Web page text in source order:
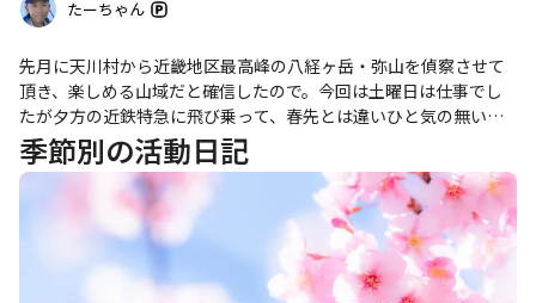
たーちゃん
先月に天川村から近畿地区最高峰の八経ヶ岳・弥山を偵察させて
頂き、楽しめる山域だと確信したので。今回は土曜日は仕事でし
たが夕方の近鉄特急に飛び乗って、春先とは違いひと気の無い吉
野を起点に全長170kmもの大峯奥駈道の『序盤』を歩かせて頂き
ました。 早朝に吉野駅チカのお宿を出て、しばらくは蒸し暑い中
の登りになりましたが、一定程度標高を稼げれば後は稜線を吹き
抜ける風が心地よく感じられる真夏の奥駈道。 本日は予定通りに
我が国最高所の寺院もある山上ヶ岳でお参りをさせて頂き、そこ
から下りに入って随分早着しちゃいましたが稲村ヶ岳の山小屋
へ。小屋からほど近い稲村ヶ岳となかなか険しい大日山も楽しめ
季節別の活動日記